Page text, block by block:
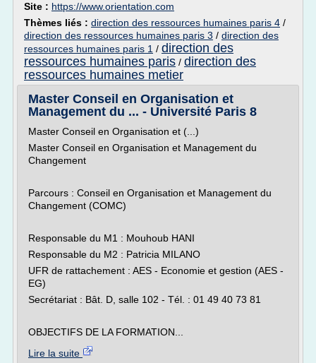
Site : https://www.orientation.com
Thèmes liés : direction des ressources humaines paris 4 /
direction des ressources humaines paris 3 / direction des
ressources humaines paris 1 / direction des
ressources humaines paris / direction des
ressources humaines metier
Master Conseil en Organisation et
Management du ... - Université Paris 8
Master Conseil en Organisation et (...)
Master Conseil en Organisation et Management du
Changement
Parcours : Conseil en Organisation et Management du
Changement (COMC)
Responsable du M1 : Mouhoub HANI
Responsable du M2 : Patricia MILANO
UFR de rattachement : AES - Economie et gestion (AES -
EG)
Secrétariat : Bât. D, salle 102 - Tél. : 01 49 40 73 81
OBJECTIFS DE LA FORMATION...
Lire la suite